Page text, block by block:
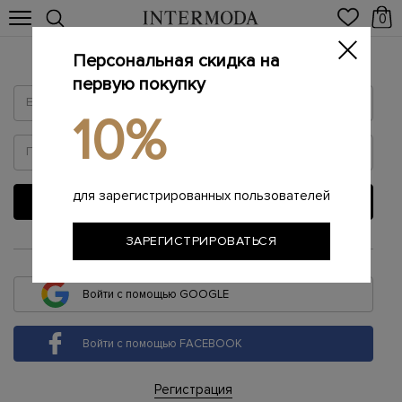
0
Войти
ВОЙТИ
или
Войти с помощью GOOGLE
Войти с помощью FACEBOOK
Регистрация
Персональная скидка на
первую покупку
10%
для зарегистрированных пользователей
ЗАРЕГИСТРИРОВАТЬСЯ